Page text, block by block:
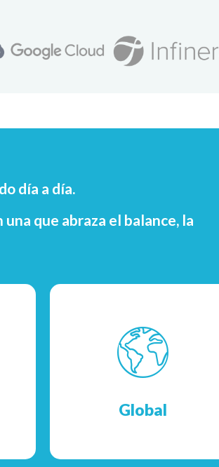
día a día.
que abraza el balance, la
Global
Contamos con presencia y oficinas en más
de 6 regiones del mundo.